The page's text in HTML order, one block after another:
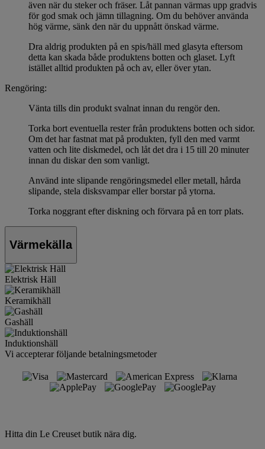
även när du steker och fräser. Låt pannan värmas upp gradvis
för god smak och jämn tillagning. Om du behöver använda
hög värme, sänk den när du uppnått önskad värme.
Dra aldrig produkten på en spis/häll med glasyta eftersom
detta kan skada både produktens botten och glaset. Lyft
istället alltid produkten på och av, eller över ytan.
Rengöring:
Vänta tills din produkt svalnat innan du rengör den.
Torka bort eventuella rester från produktens botten och sidor.
Om det har fastnat mat på produkten, fyll den med varmt
vatten och lite diskmedel, och låt det dra i 15 till 20 minuter
innan du diskar den som vanligt.
Använd inte slipande rengöringsmedel eller metall, hårda
slipande, stela disksvampar eller borstar på ytorna.
Torka noggrant efter diskning och förvara på en torr plats.
Värmekälla
Elektrisk Häll
Keramikhäll
Gashäll
Induktionshäll
Vi accepterar följande betalningsmetoder
Hitta din Le Creuset butik nära dig.